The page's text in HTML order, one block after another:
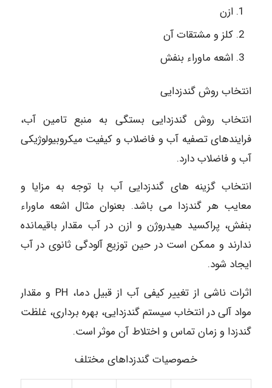
ازن
کلز و مشتقات آن
اشعه ماوراء بنفش
انتخاب روش گندزدایی
انتخاب روش گندزدایی بستگی به منبع تامین آب،
فرایندهای تصفیه آب و فاضلاب و کیفیت میکروبیولوژیکی
آب و فاضلاب دارد.
انتخاب گزینه های گندزدایی آب با توجه به مزایا و
معایب هر گندزدا می باشد. بعنوان مثال اشعه ماوراء
بنفش، پراکسید هیدروژن و ازن در آب مقدار باقیمانده
ندارند و ممکن است در حین توزیع آلودگی ثانوی در آب
ایجاد شود.
اثرات ناشی از تغییر کیفی آب از قبیل دما، PH و مقدار
مواد آلی در انتخاب سیستم گندزدایی، بهره برداری، غلظت
گندزدا و زمان تماس و اختلاط آن موثر است.
خصوصیات گندزداهای مختلف